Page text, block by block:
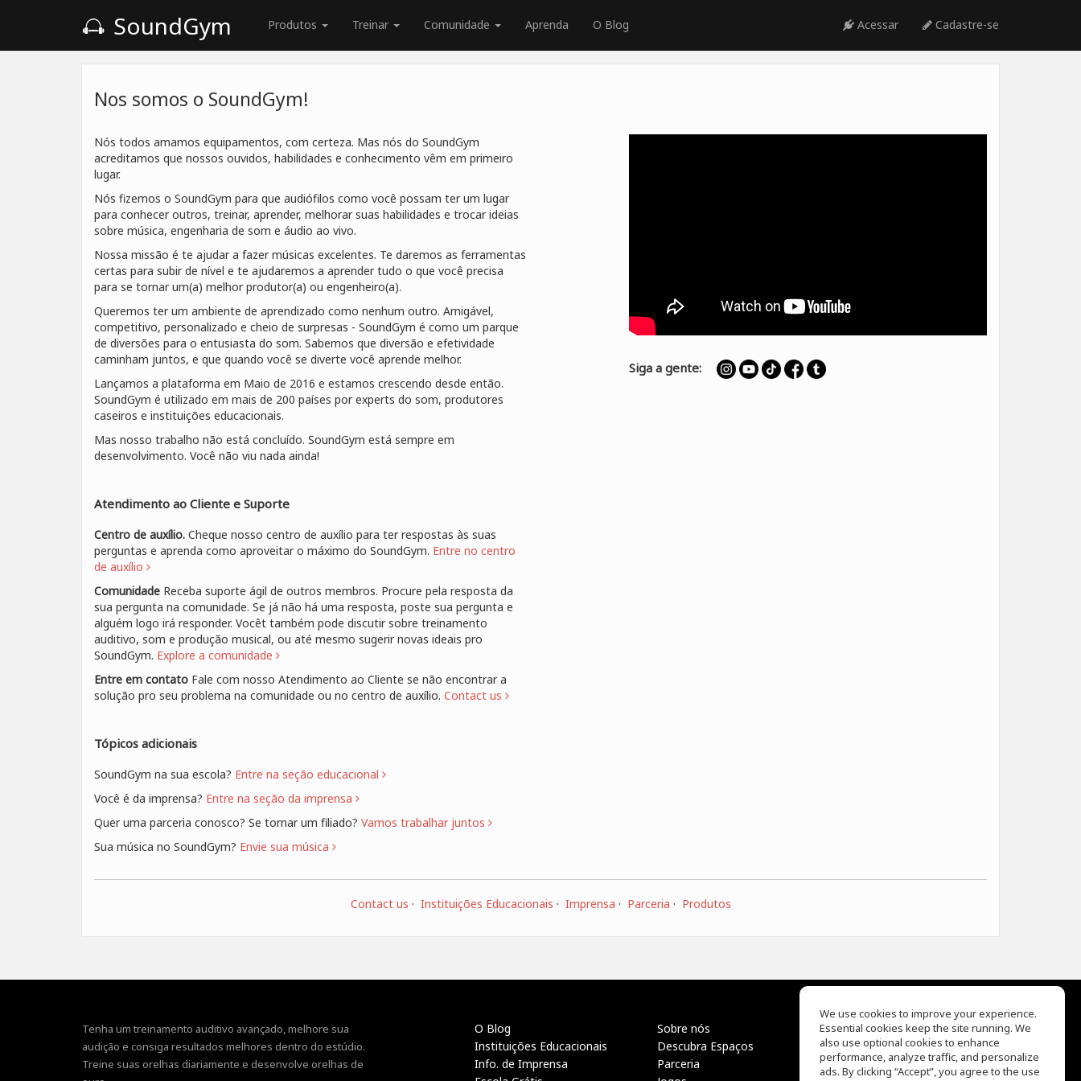
SoundGym Produtos Treinar Comunidade Aprenda O Blog Acessar Cadastre-se
Nos somos o SoundGym!
Nós todos amamos equipamentos, com certeza. Mas nós do SoundGym
acreditamos que nossos ouvidos, habilidades e conhecimento vêm em primeiro
lugar.
Nós fizemos o SoundGym para que audiófilos como você possam ter um lugar
para conhecer outros, treinar, aprender, melhorar suas habilidades e trocar ideias
sobre música, engenharia de som e áudio ao vivo.
Nossa missão é te ajudar a fazer músicas excelentes. Te daremos as ferramentas
certas para subir de nível e te ajudaremos a aprender tudo o que você precisa
para se tornar um(a) melhor produtor(a) ou engenheiro(a).
Queremos ter um ambiente de aprendizado como nenhum outro. Amigável,
competitivo, personalizado e cheio de surpresas - SoundGym é como um parque
de diversões para o entusiasta do som. Sabemos que diversão e efetividade
caminham juntos, e que quando você se diverte você aprende melhor.
Lançamos a plataforma em Maio de 2016 e estamos crescendo desde então.
SoundGym é utilizado em mais de 200 países por experts do som, produtores
caseiros e instituições educacionais.
Mas nosso trabalho não está concluído. SoundGym está sempre em
desenvolvimento. Você não viu nada ainda!
Atendimento ao Cliente e Suporte
Centro de auxílio. Cheque nosso centro de auxílio para ter respostas às suas
perguntas e aprenda como aproveitar o máximo do SoundGym. Entre no centro
de auxílio
Comunidade Receba suporte ágil de outros membros. Procure pela resposta da
sua pergunta na comunidade. Se já não há uma resposta, poste sua pergunta e
alguém logo irá responder. Vocêt também pode discutir sobre treinamento
auditivo, som e produção musical, ou até mesmo sugerir novas ideais pro
SoundGym. Explore a comunidade
Entre em contato Fale com nosso Atendimento ao Cliente se não encontrar a
solução pro seu problema na comunidade ou no centro de auxílio. Contact us
Tópicos adicionais
SoundGym na sua escola? Entre na seção educacional
Você é da imprensa? Entre na seção da imprensa
Quer uma parceria conosco? Se tornar um filiado? Vamos trabalhar juntos
Sua música no SoundGym? Envie sua música
Siga a gente:
Contact us · Instituições Educacionais · Imprensa · Parceria · Produtos
Tenha um treinamento auditivo avançado, melhore sua
audição e consiga resultados melhores dentro do estúdio.
Treine suas orelhas diariamente e desenvolve orelhas de
O Blog
Instituições Educacionais
Info. de Imprensa
Sobre nós
Descubra Espaços
Parceria
EQ Ear Training
Drum Machine
Centro de Auxílio
We use cookies to improve your experience.
Essential cookies keep the site running. We
also use optional cookies to enhance
performance, analyze traffic, and personalize
ads. By clicking “Accept”, you agree to the use